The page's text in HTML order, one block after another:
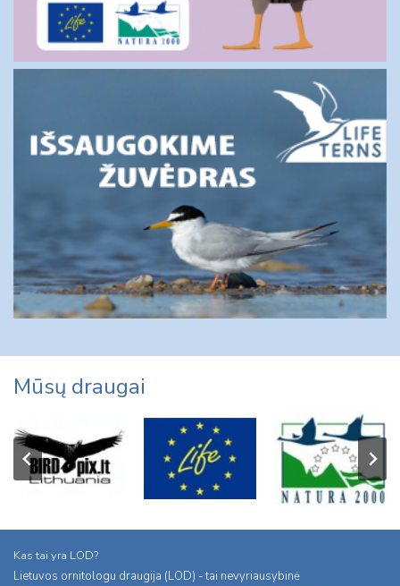
Mūsų draugai
Kas tai yra LOD?
Lietuvos ornitologu draugija (LOD) - tai nevyriausybinė